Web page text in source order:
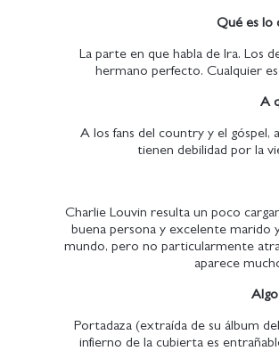
Qué es lo
La parte en que habla de Ira. Los
hermano perfecto. Cualquier
A
A los fans del country y el góspel,
tienen debilidad por la
Charlie Louvin resulta un poco
buena persona y excelente marido
mundo, pero no particularmente
aparece
Portadaza (extraída de su álbum
infierno de la cubierta es